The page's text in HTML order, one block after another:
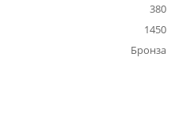
380
1450
Бронза